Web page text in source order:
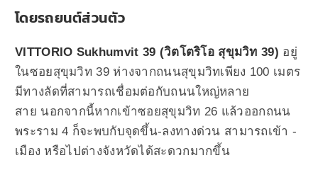
โดยรถยนต์ส่วนตัว
VITTORIO Sukhumvit 39 (วิตโตริโอ สุขุมวิท 39) อยู่
ในซอยสุขุมวิท 39 ห่างจากถนนสุขุมวิทเพียง 100 เมตร
มีทางลัดที่สามารถเชื่อมต่อกับถนนใหญ่หลาย
สาย นอกจากนี้หากเข้าซอยสุขุมวิท 26 แล้วออกถนน
พระราม 4 ก็จะพบกับจุดขึ้น-ลงทางด่วน สามารถเข้า -
เมือง หรือไปต่างจังหวัดได้สะดวกมากขึ้น